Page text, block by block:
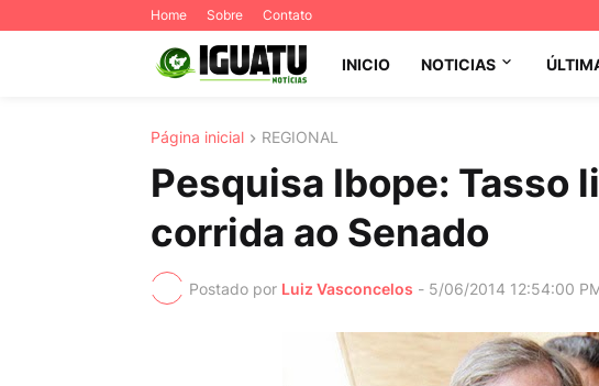
Home Sobre Contato
INICIO NOTICIAS
Página inicial REGIONAL
Pesquisa Ibope: Tasso
corrida ao Senado
Postado por Luiz Vasconcelos - 5/06/2014 12:54:00